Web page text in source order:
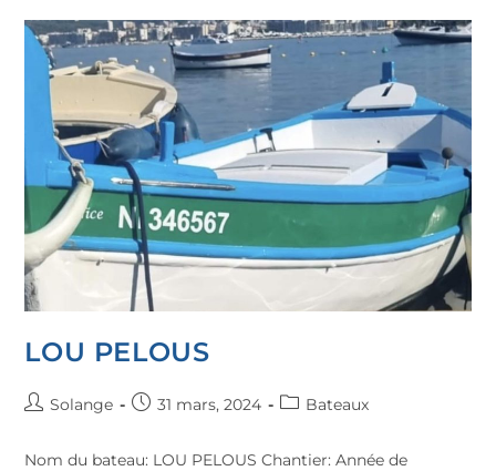
LOU PELOUS
Solange 31 mars, 2024 Bateaux
Nom du bateau: LOU PELOUS Chantier: Année de